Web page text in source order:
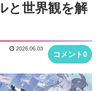
と世界観を解
コメント0
2026.06.03